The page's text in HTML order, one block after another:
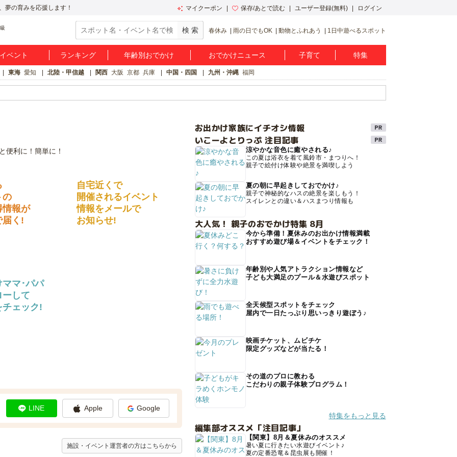
夢の育みを応援します！ マイクーポン 保存/あとで読む ユーザー登録(無料) ログイン
春休み 雨の日でもOK 動物とふれあう 1日中遊べるスポット
ベント ランキング 年齢別おでかけ おでかけニュース 子育て 特集
東海 愛知 北陸・甲信越 関西 大阪 京都 兵庫 中国・四国 九州・沖縄 福岡
の
情報が
届く!
自宅近くで
開催されるイベント
情報をメールで
お知らせ!
マ･パパ
ーして
チェック!
LINE Apple Google
施設・イベント運営者の方はこちらから
お出かけ家族にイチオシ情報
いこーよとりっぷ 注目記事
涼やかな音色に癒やされる♪
この夏は浴衣を着て風鈴市・まつりへ！
親子で絵付け体験や絶景を満喫しよう
夏の朝に早起きしておでかけ♪
親子で神秘的なハスの絶景を楽しもう！
スイレンとの違い＆ハスまつり情報も
大人気！ 親子のおでかけ特集 8月
今から準備！夏休みのお出かけ情報満載
おすすめ遊び場＆イベントをチェック！
年齢別や人気アトラクション情報など
子ども大満足のプール＆水遊びスポット
全天候型スポットをチェック
屋内で一日たっぷり思いっきり遊ぼう♪
映画チケット、ムビチケ
限定グッズなどが当たる！
その道のプロに教わる
こだわりの親子体験プログラム！
特集をもっと見る
編集部オススメ「注目記事」
【関東】8月＆夏休みのオススメ
暑い夏に行きたい水遊びイベント♪
夏の定番恐竜＆昆虫展も開催！